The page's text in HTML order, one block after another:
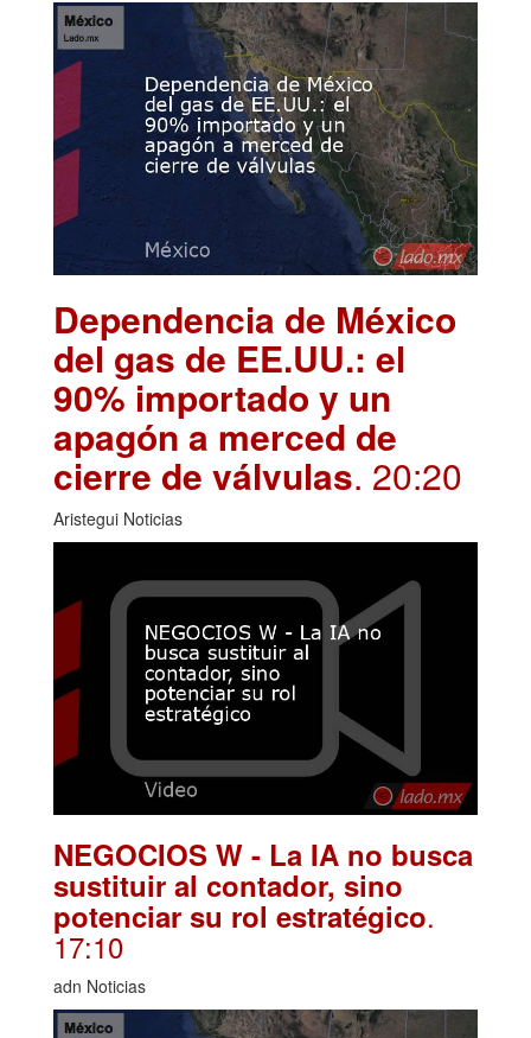
Dependencia de México
del gas de EE.UU.: el
90% importado y un
apagón a merced de
cierre de válvulas. 20:20
Aristegui Noticias
NEGOCIOS W - La IA no busca
sustituir al contador, sino
potenciar su rol estratégico.
17:10
adn Noticias